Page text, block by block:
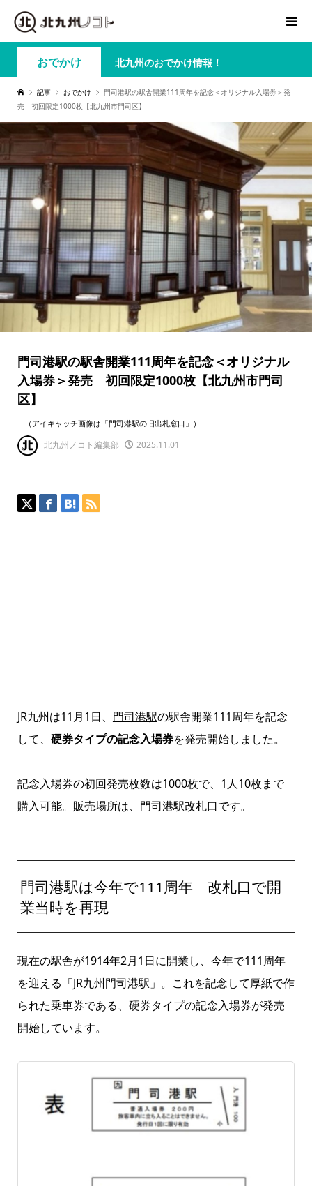
おでかけ 北九州のおでかけ情報！
記事 おでかけ
門司港駅の駅舎開業111周年を記念＜オリジナル入場券＞発
売 初回限定1000枚【北九州市門司区】
門司港駅の駅舎開業111周年を記念＜オリジナル
入場券＞発売 初回限定1000枚【北九州市門司
区】
（アイキャッチ画像は「門司港駅の旧出札窓口」）
北九州ノコト編集部 2025.11.01
JR九州は11月1日、 門司港駅の駅舎開業111周年を記念
して、 硬券タイプの記念入場券を発売開始しました。
記念入場券の初回発売枚数は1000枚で、1人10枚まで
購入可能。販売場所は、門司港駅改札口です。
門司港駅は今年で111周年 改札口で開
業当時を再現
現在の駅舎が1914年2月1日に開業し、今年で111周年
を迎える「JR九州門司港駅」。これを記念して厚紙で作
られた乗車券である、硬券タイプの記念入場券が発売
開始しています。